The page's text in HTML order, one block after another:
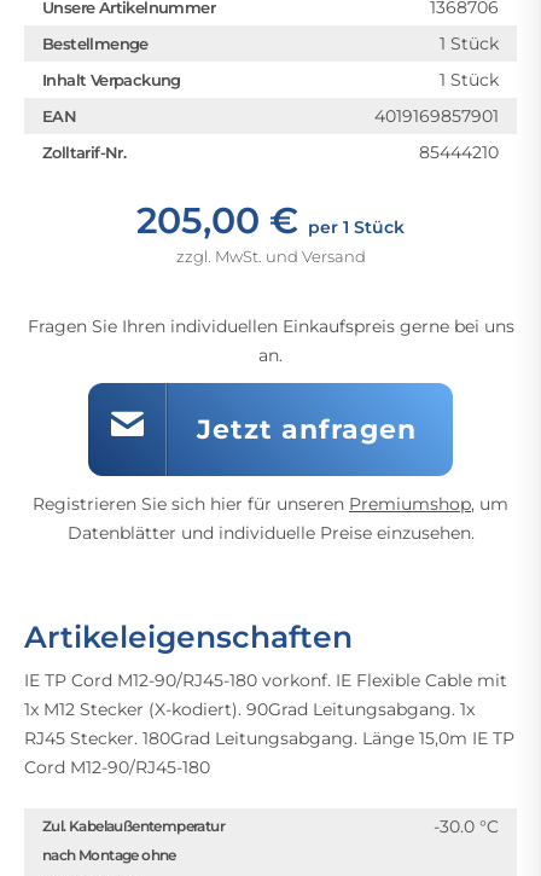
Unsere Artikelnummer 1368706
Bestellmenge 1 Stück
Inhalt Verpackung 1 Stück
EAN 4019169857901
Zolltarif-Nr. 85444210
205,00 € per 1 Stück
zzgl. MwSt. und Versand
Fragen Sie Ihren individuellen Einkaufspreis gerne bei uns
an.
Jetzt anfragen
Registrieren Sie sich hier für unseren Premiumshop, um
Datenblätter und individuelle Preise einzusehen.
Artikeleigenschaften
IE TP Cord M12-90/RJ45-180 vorkonf. IE Flexible Cable mit
1x M12 Stecker (X-kodiert). 90Grad Leitungsabgang. 1x
RJ45 Stecker. 180Grad Leitungsabgang. Länge 15,0m IE TP
Cord M12-90/RJ45-180
Zul. Kabelaußentemperatur
nach Montage ohne
-30.0 °C